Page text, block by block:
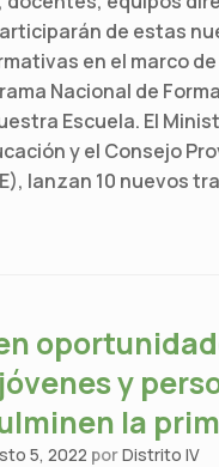
de estas
en el marco
Nacional de
Escuela. El
y el Consejo
lanzan 10 nuevos
y
la
5, 2022 porDistrito IV